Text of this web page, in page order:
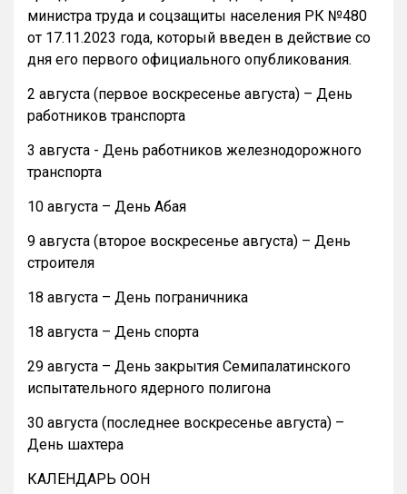
министра труда и соцзащиты населения РК №480
от 17.11.2023 года, который введен в действие со
дня его первого официального опубликования.
2 августа (первое воскресенье августа) – День
работников транспорта
3 августа - День работников железнодорожного
транспорта
10 августа – День Абая
9 августа (второе воскресенье августа) – День
строителя
18 августа – День пограничника
18 августа – День спорта
29 августа – День закрытия Семипалатинского
испытательного ядерного полигона
30 августа (последнее воскресенье августа) –
День шахтера
КАЛЕНДАРЬ ООН